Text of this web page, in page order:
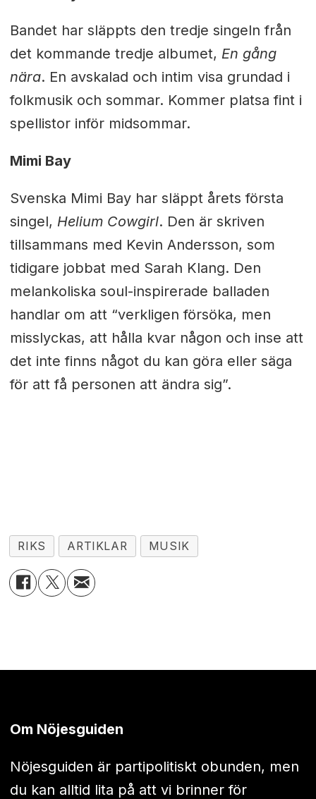
Bandet har släppts den tredje singeln från
det kommande tredje albumet, En gång
nära. En avskalad och intim visa grundad i
folkmusik och sommar. Kommer platsa fint i
spellistor inför midsommar.
Mimi Bay
Svenska Mimi Bay har släppt årets första
singel, Helium Cowgirl. Den är skriven
tillsammans med Kevin Andersson, som
tidigare jobbat med Sarah Klang. Den
melankoliska soul-inspirerade balladen
handlar om att “verkligen försöka, men
misslyckas, att hålla kvar någon och inse att
det inte finns något du kan göra eller säga
för att få personen att ändra sig”.
RIKS ARTIKLAR MUSIK
Om Nöjesguiden
Nöjesguiden är partipolitiskt obunden, men
du kan alltid lita på att vi brinner för